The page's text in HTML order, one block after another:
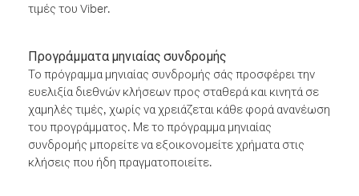
τιμές του Viber.
Προγράμματα μηνιαίας συνδρομής
Το πρόγραμμα μηνιαίας συνδρομής σάς προσφέρει την
ευελιξία διεθνών κλήσεων προς σταθερά και κινητά σε
χαμηλές τιμές, χωρίς να χρειάζεται κάθε φορά ανανέωση
του προγράμματος. Με το πρόγραμμα μηνιαίας
συνδρομής μπορείτε να εξοικονομείτε χρήματα στις
κλήσεις που ήδη πραγματοποιείτε.